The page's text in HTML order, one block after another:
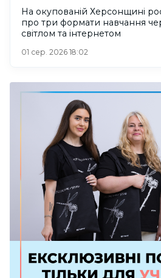
На окупованій Херсонщині
про три формати навчання
світлом та інтернетом
01 сер. 2026 18:02